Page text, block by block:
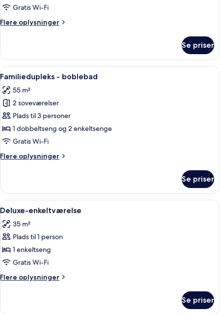
Gratis Wi-Fi
Flere oplysninger
Flere
suite
Se priser
Indlæs
alle
billeder
af
Familiedupleks
-
boblebad
Familiedupleks - boblebad | Gratis
4
Familiedupleks - boblebad
55 m²
2 soveværelser
Plads til 3 personer
1 dobbeltseng og 2 enkeltsenge
Gratis Wi-Fi
Flere oplysninger
Flere
-
boblebad
Se priser
Indlæs
alle
billeder
af
Deluxe-
enkeltværelse
Gratis minibar, pengeskab på
9
Deluxe-enkeltværelse
35 m²
Plads til 1 person
1 enkeltseng
Gratis Wi-Fi
Flere oplysninger
Flere
enkeltværelse
Se priser